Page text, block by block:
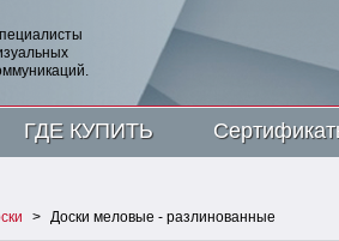
ГДЕ КУПИТЬ
> Доски меловые - разлинованные